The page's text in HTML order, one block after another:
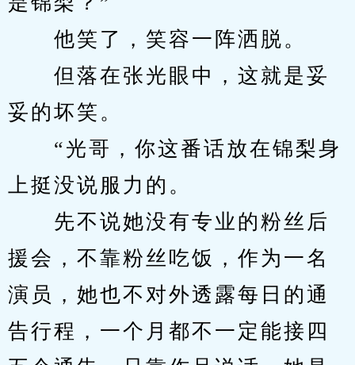
他笑了，笑容一阵洒脱。
但落在张光眼中，这就是妥
妥的坏笑。
“光哥，你这番话放在锦梨身
上挺没说服力的。
先不说她没有专业的粉丝后
援会，不靠粉丝吃饭，作为一名
演员，她也不对外透露每日的通
告行程，一个月都不一定能接四